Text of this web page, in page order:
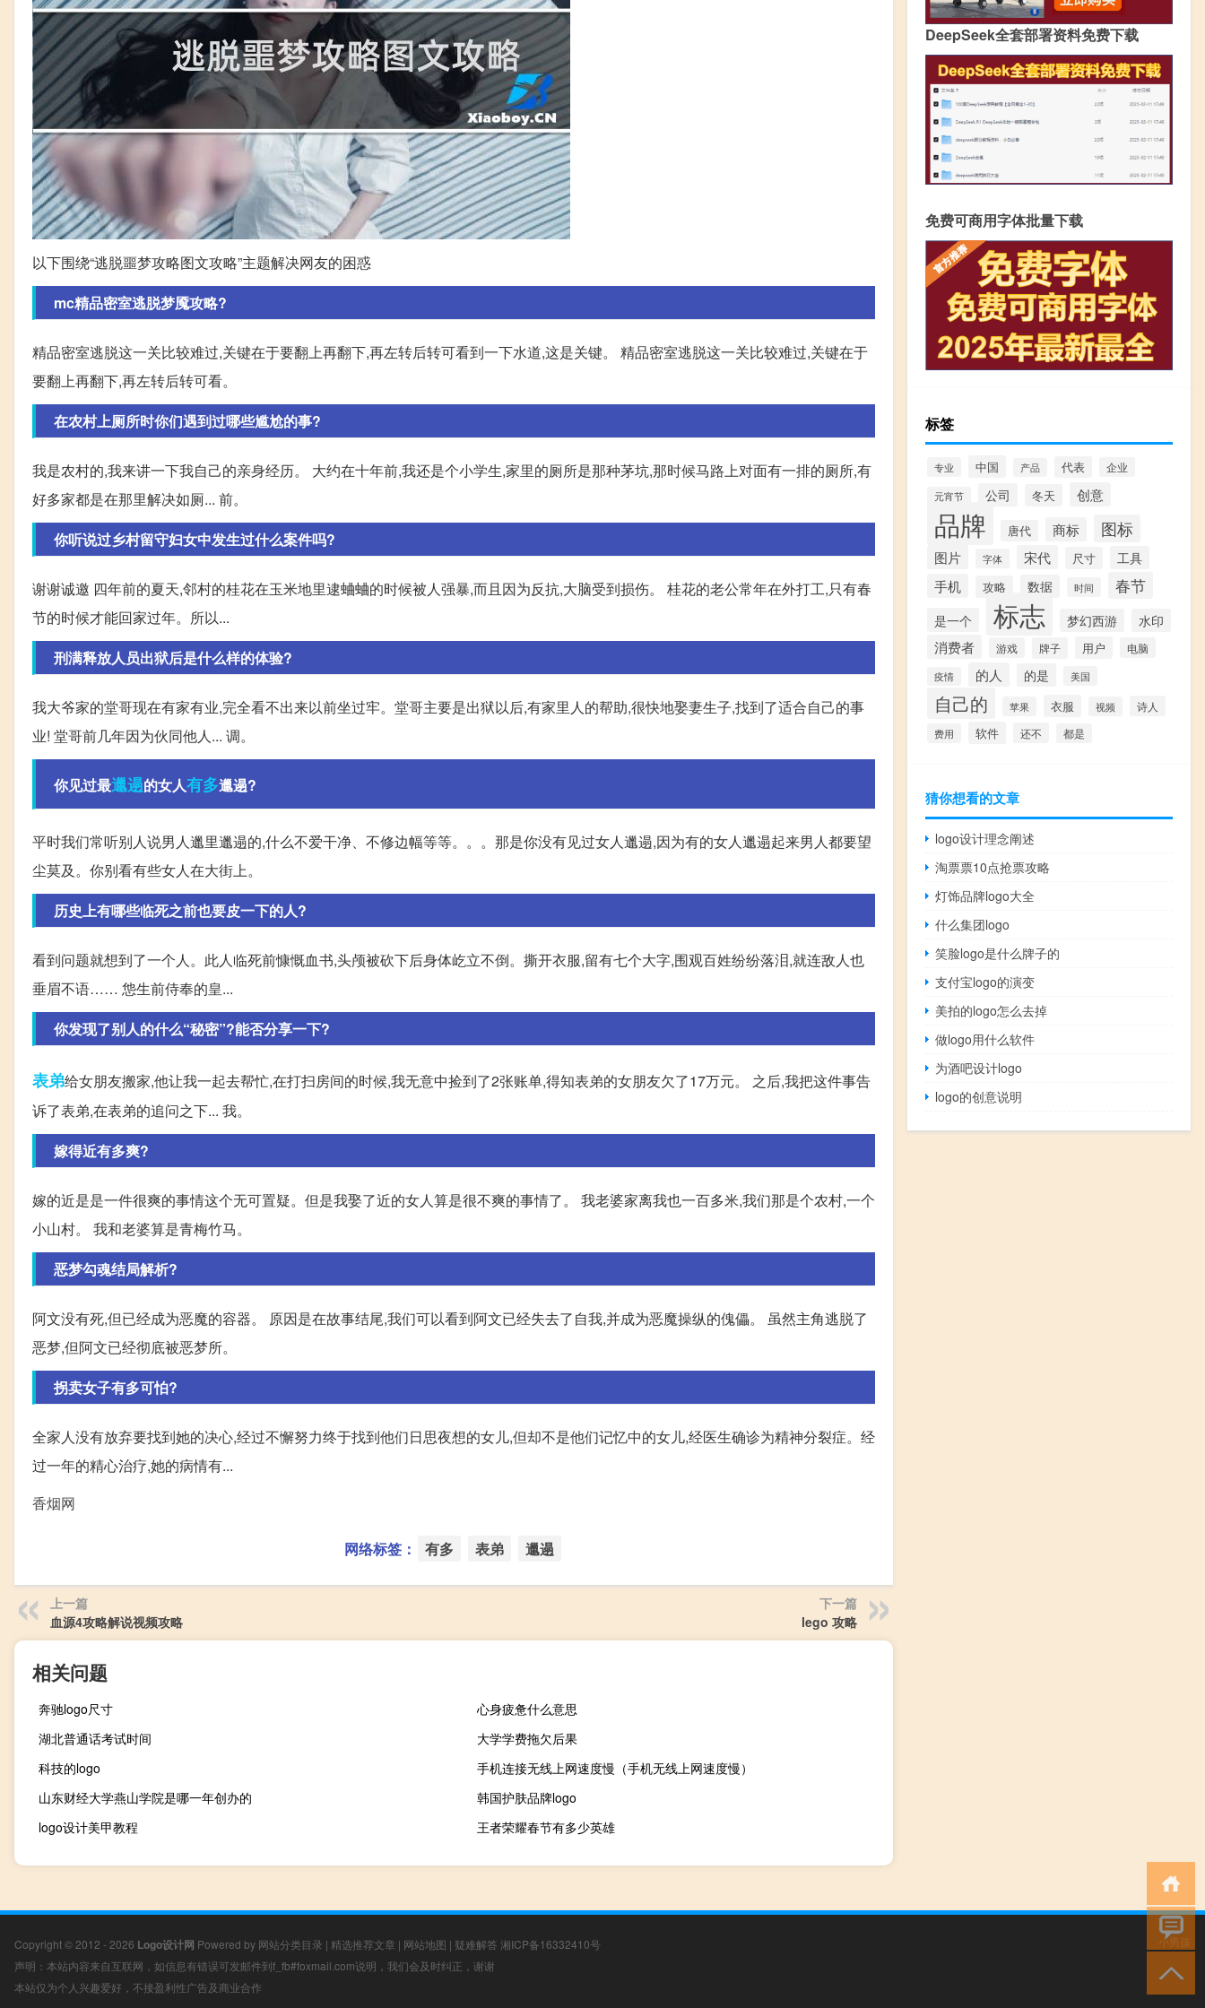
以下围绕“逃脱噩梦攻略图文攻略”主题解决网友的困惑
mc精品密室逃脱梦魇攻略?
精品密室逃脱这一关比较难过,关键在于要翻上再翻下,再左转后转可看到一下水道,这是关键。 精品密室逃脱这一关比较难过,关键在于
要翻上再翻下,再左转后转可看。
在农村上厕所时你们遇到过哪些尴尬的事?
我是农村的,我来讲一下我自己的亲身经历。 大约在十年前,我还是个小学生,家里的厕所是那种茅坑,那时候马路上对面有一排的厕所,有
好多家都是在那里解决如厕... 前。
你听说过乡村留守妇女中发生过什么案件吗?
谢谢诚邀 四年前的夏天,邻村的桂花在玉米地里逮蛐蛐的时候被人强暴,而且因为反抗,大脑受到损伤。 桂花的老公常年在外打工,只有春
节的时候才能回家过年。所以...
刑满释放人员出狱后是什么样的体验?
我大爷家的堂哥现在有家有业,完全看不出来以前坐过牢。堂哥主要是出狱以后,有家里人的帮助,很快地娶妻生子,找到了适合自己的事
业! 堂哥前几年因为伙同他人... 调。
你见过最邋遢的女人有多邋遢?
平时我们常听别人说男人邋里邋遢的,什么不爱干净、不修边幅等等。。。那是你没有见过女人邋遢,因为有的女人邋遢起来男人都要望
尘莫及。你别看有些女人在大街上。
历史上有哪些临死之前也要皮一下的人?
看到问题就想到了一个人。此人临死前慷慨血书,头颅被砍下后身体屹立不倒。撕开衣服,留有七个大字,围观百姓纷纷落泪,就连敌人也
垂眉不语…… 怹生前侍奉的皇...
你发现了别人的什么“秘密”?能否分享一下?
表弟给女朋友搬家,他让我一起去帮忙,在打扫房间的时候,我无意中捡到了2张账单,得知表弟的女朋友欠了17万元。 之后,我把这件事告
诉了表弟,在表弟的追问之下... 我。
嫁得近有多爽?
嫁的近是是一件很爽的事情这个无可置疑。但是我娶了近的女人算是很不爽的事情了。 我老婆家离我也一百多米,我们那是个农村,一个
小山村。 我和老婆算是青梅竹马。
恶梦勾魂结局解析?
阿文没有死,但已经成为恶魔的容器。 原因是在故事结尾,我们可以看到阿文已经失去了自我,并成为恶魔操纵的傀儡。 虽然主角逃脱了
恶梦,但阿文已经彻底被恶梦所。
拐卖女子有多可怕?
全家人没有放弃要找到她的决心,经过不懈努力终于找到他们日思夜想的女儿,但却不是他们记忆中的女儿,经医生确诊为精神分裂症。经
过一年的精心治疗,她的病情有...
香烟网
网络标签： 有多 表弟 邋遢
上一篇
血源4攻略解说视频攻略
下一篇
lego 攻略
相关问题
奔驰logo尺寸
心身疲惫什么意思
湖北普通话考试时间
大学学费拖欠后果
科技的logo
手机连接无线上网速度慢（手机无线上网速度慢）
山东财经大学燕山学院是哪一年创办的
韩国护肤品牌logo
logo设计美甲教程
王者荣耀春节有多少英雄
DeepSeek全套部署资料免费下载
免费可商用字体批量下载
标签
专业 中国 产品 代表 企业
元宵节 公司 冬天 创意
品牌 唐代 商标 图标
图片 字体 宋代 尺寸 工具
手机 攻略 数据 时间 春节
是一个 标志 梦幻西游 水印
消费者 游戏 牌子 用户 电脑
疫情 的人 的是 美国
自己的 苹果 衣服 视频 诗人
费用 软件 还不 都是
猜你想看的文章
logo设计理念阐述
淘票票10点抢票攻略
灯饰品牌logo大全
什么集团logo
笑脸logo是什么牌子的
支付宝logo的演变
美拍的logo怎么去掉
做logo用什么软件
为酒吧设计logo
logo的创意说明
Copyright © 2012 - 2026 Logo设计网 Powered by 网站分类目录 | 精选推荐文章 | 网站地图 | 疑难解答 湘ICP备16332410号
声明：本站内容来自互联网，如信息有错误可发邮件到f_fb#foxmail.com说明，我们会及时纠正，谢谢
本站仅为个人兴趣爱好，不接盈利性广告及商业合作
小男孩